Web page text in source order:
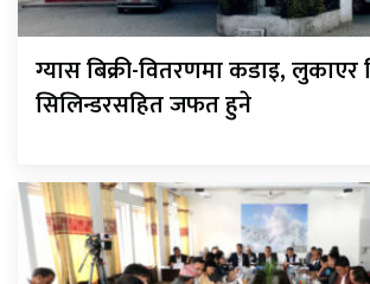
ग्यास बिक्री-वितरणमा कडाइ, लुकाएर
सिलिन्डरसहित जफत हुने